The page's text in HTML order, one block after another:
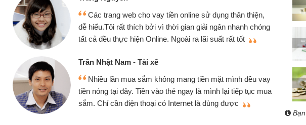
thân thiện,
nhanh chóng
rất tốt
mình đều vay
lại tiếp tục mua
được
Mình cần tiền gấp nên định cầm cố chiếc xe wave
nhưng thật may đã có gói vay tiền bằng CMND
không cần gặp mặt nên rất tiện lợi, sẽ giới thiệu cho
Tôi kinh doanh buôn bán nhỏ lẻ nhiều lúc cần vốn
hàng, nhờ biết đến website qua bạn bè giới thiệu tôi
quyết được công việc của mình nhanh chóng